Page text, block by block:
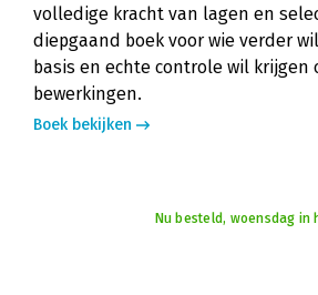
volledige kracht van lagen en
diepgaand boek voor wie verder
basis en echte controle wil krijgen
bewerkingen.
Boek bekijken
Nu besteld, woensdag